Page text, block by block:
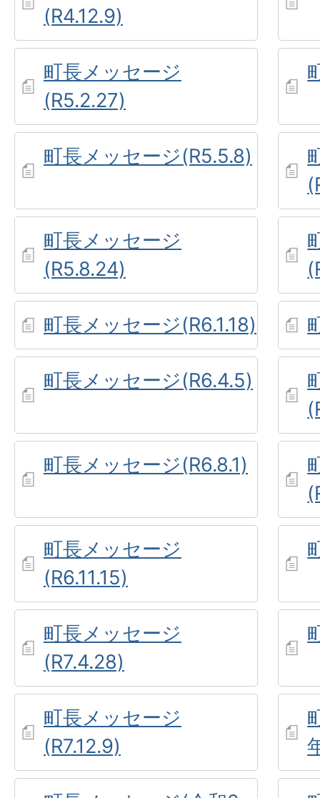
(R4.12.9)
町長メッセージ
(R5.2.27)
町長メッセージ(R5.5.8)
町長メッセージ
(R5.8.24)
町長メッセージ(R6.1.18)
町長メッセージ(R6.4.5)
町長メッセージ(R6.8.1)
町長メッセージ
(R6.11.15)
町長メッセージ
(R7.4.28)
町長メッセージ
(R7.12.9)